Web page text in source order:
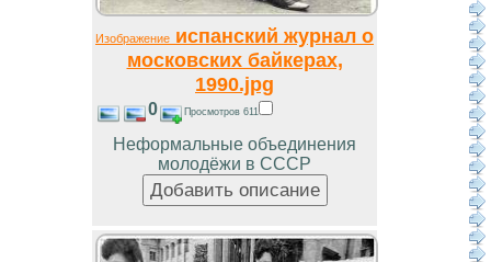
Изображение испанский журнал о
московских байкерах,
1990.jpg
0 Просмотров 611
Неформальные объединения
молодёжи в СССР